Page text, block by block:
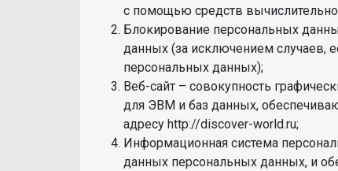
с помощью средств
Блокирование персональных
данных (за исключением случаев,
персональных данных);
Веб-сайт – совокупность
для ЭВМ и баз данных,
адресу http://discover-world.ru;
Информационная система
данных персональных данных, и